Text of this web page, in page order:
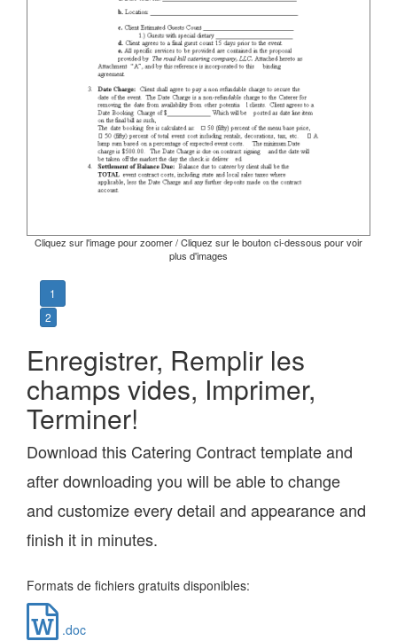
Cliquez sur l'image pour zoomer / Cliquez sur le bouton ci-dessous pour voir
plus d'images
1
2
Enregistrer, Remplir les
champs vides, Imprimer,
Terminer!
Download this Catering Contract template and
after downloading you will be able to change
and customize every detail and appearance and
finish it in minutes.
Formats de fichiers gratuits disponibles:
.doc